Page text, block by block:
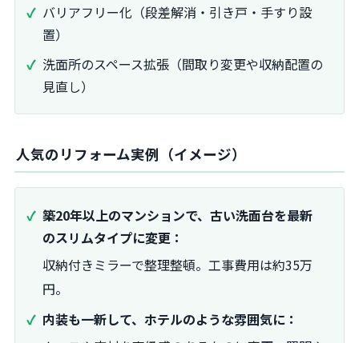
バリアフリー化（段差解消・引き戸・手すり設
置）
洗面所のスペース拡張（間取り変更や収納配置の
見直し）
人気のリフォーム実例（イメージ）
築20年以上のマンションで、古い洗面台を最新
のスリムタイプに変更：
収納付きミラーで整理整頓。工事費用は約35万
円。
内装も一新して、ホテルのような雰囲気に：